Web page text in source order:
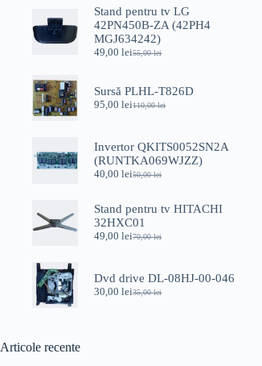
Stand pentru tv LG
42PN450B-ZA (42PH4
MGJ634242)
55,00lei
Prețul
fost:
55,00 lei.
49,00leiPrețul
49,00 lei.
Sursă PLHL-T826D
110,00lei
Prețul
fost:
110,00 lei.
95,00leiPrețul
95,00 lei.
Invertor QKITS0052SN2A
(RUNTKA069WJZZ)
50,00lei
Prețul
a
fost:
50,00 lei.
40,00leiPrețul
este:
40,00 lei.
Stand pentru tv HITACHI
32HXC01
70,00lei
Prețul
fost:
70,00 lei.
49,00leiPrețul
49,00 lei.
Dvd drive DL-08HJ-00-046
35,00lei
Prețul
30,00leiPrețul
Articole recente